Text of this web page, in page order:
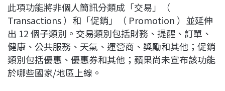
此項功能將非個人簡訊分類成「交易」（
Transactions ）和「促銷」（ Promotion ）並延伸
出 12 個子類別。交易類別包括財務、提醒、訂單、
健康、公共服務、天氣、運營商、獎勵和其他；促銷
類別包括優惠、優惠券和其他；蘋果尚未宣布該功能
於哪些國家/地區上線。